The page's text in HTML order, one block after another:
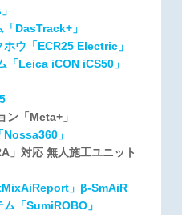
DasTrack+」
ウ「ECR25 Electric」
「Leica iCON iCS50」
ン「Meta+」
」
」対応 無人施工ユニット
」β-SmAiR
「SumiROBO」